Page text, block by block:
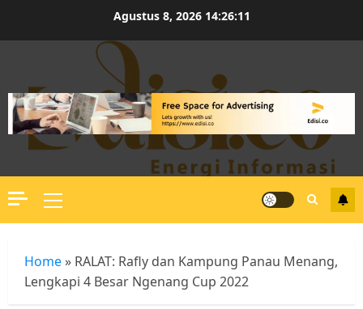
Agustus 8, 2026 14:26:11
Primary
Menu
Home » RALAT: Rafly dan Kampung Panau Menang,
Lengkapi 4 Besar Ngenang Cup 2022